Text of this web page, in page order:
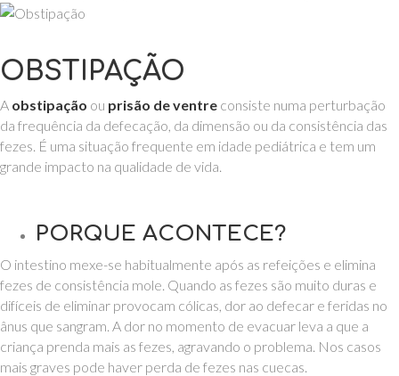
OBSTIPAÇÃO
A obstipação ou prisão de ventre consiste numa perturbação
da frequência da defecação, da dimensão ou da consistência das
fezes. É uma situação frequente em idade pediátrica e tem um
grande impacto na qualidade de vida.
PORQUE ACONTECE?
O intestino mexe-se habitualmente após as refeições e elimina
fezes de consistência mole. Quando as fezes são muito duras e
difíceis de eliminar provocam cólicas, dor ao defecar e feridas no
ânus que sangram. A dor no momento de evacuar leva a que a
criança prenda mais as fezes, agravando o problema. Nos casos
mais graves pode haver perda de fezes nas cuecas.